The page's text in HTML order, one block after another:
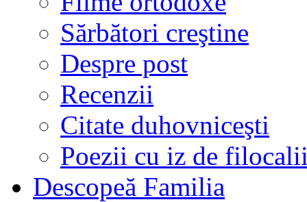
Sărbători creştine
Despre post
Recenzii
Citate duhovniceşti
Poezii cu iz de
Descopeă Familia